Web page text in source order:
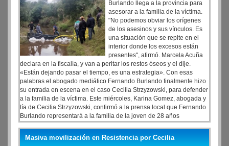
Burlando llega a la provincia para
asesorar a la familia de la víctima.
"No podemos obviar los orígenes
de los asesinos y sus vínculos. Es
una situación que se repite en el
interior donde los excesos están
presentes", afirmó. Marcela Acuña
declara en la fiscalía, y van a peritar los restos óseos y el dije.
«Están dejando pasar el tiempo, es una estrategia». Con esas
palabras el abogado mediático Fernando Burlando finalmente hizo
su entrada en escena en el caso Cecilia Strzyzowski, para defender
a la familia de la víctima. Este miércoles, Karina Gomez, abogada y
tía de Cecilia Strzyzowski, confirmó a la prensa local que Fernando
Burlando representará a la familia de la joven de 28 años
desaparecida hace tres semanas. «Nos llama la atención que la
justicia no cuente los avances de la causa», comenzó su
participación el letrado.
Masiva movilización en Resistencia por Cecilia